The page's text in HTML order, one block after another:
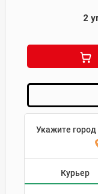
2
Укажите город
Курьер